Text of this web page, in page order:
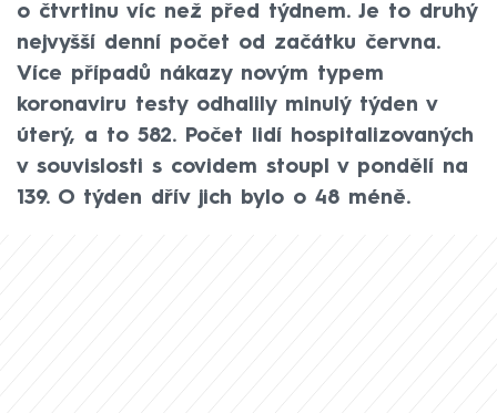
o čtvrtinu víc než před týdnem. Je to druhý
nejvyšší denní počet od začátku června.
Více případů nákazy novým typem
koronaviru testy odhalily minulý týden v
úterý, a to 582. Počet lidí hospitalizovaných
v souvislosti s covidem stoupl v pondělí na
139. O týden dřív jich bylo o 48 méně.